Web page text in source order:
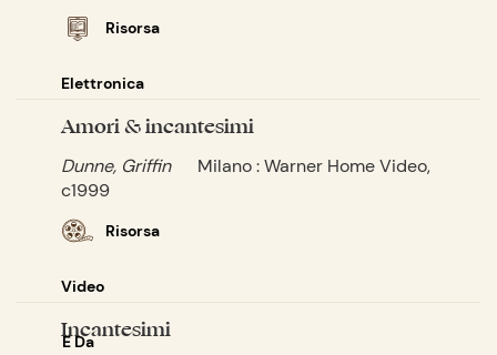
Risorsa
Elettronica
Amori & incantesimi
Dunne, Griffin
Milano : Warner Home Video,
c1999
Risorsa
Video
E Da
Incantesimi